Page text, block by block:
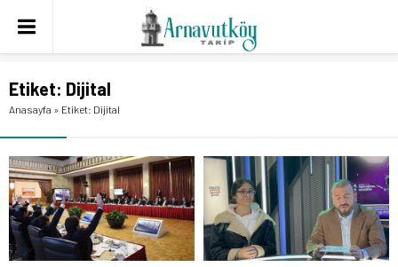
Etiket: Dijital
Anasayfa » Etiket: Dijital